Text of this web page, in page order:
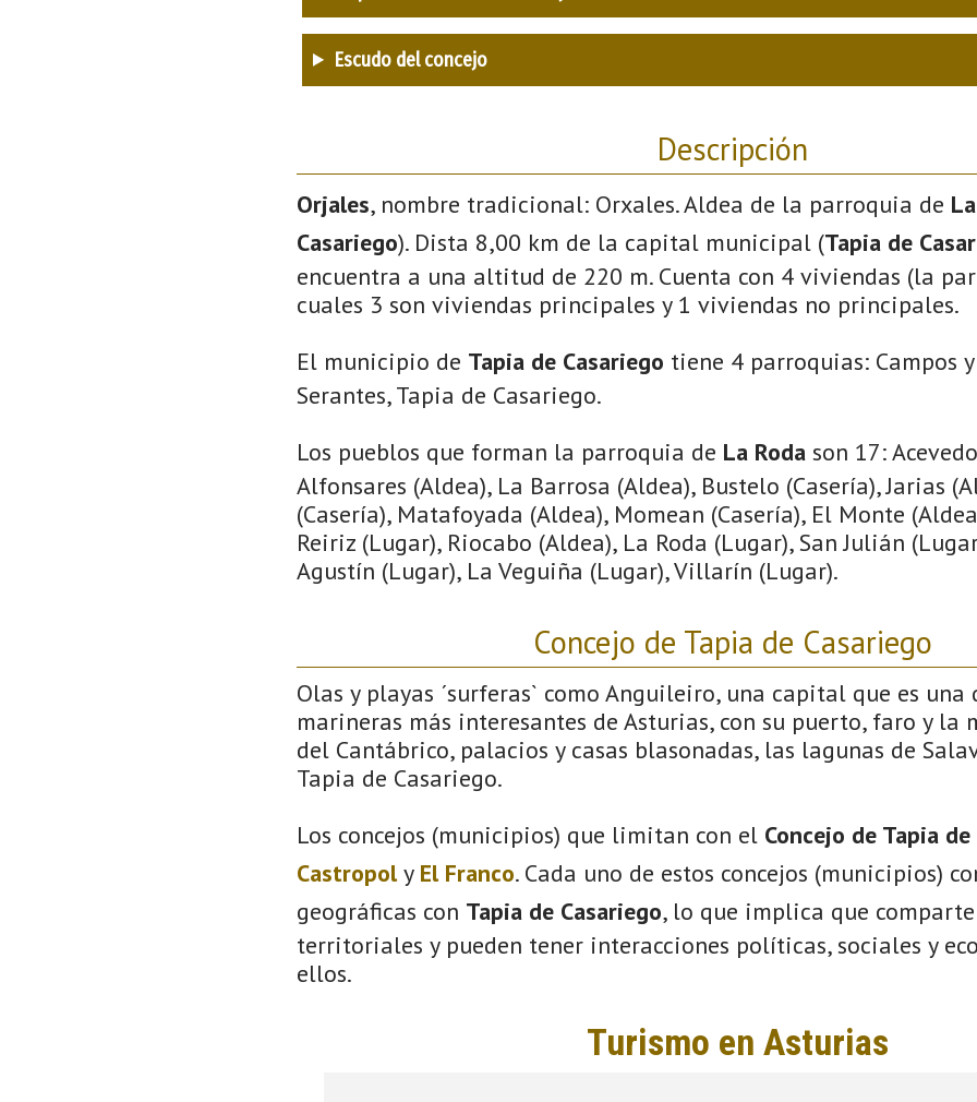
Escudo del concejo
Descripción
Orjales, nombre tradicional: Orxales. Aldea de la parroquia de
Casariego). Dista 8,00 km de la capital municipal (Tapia de
encuentra a una altitud de 220 m. Cuenta con 4 viviendas (la
cuales 3 son viviendas principales y 1 viviendas no principales.
El municipio de Tapia de Casariego tiene 4 parroquias: Campos
Serantes, Tapia de Casariego.
Los pueblos que forman la parroquia de La Roda son 17:
Alfonsares (Aldea), La Barrosa (Aldea), Bustelo (Casería), Jarias
(Casería), Matafoyada (Aldea), Momean (Casería), El Monte
Reiriz (Lugar), Riocabo (Aldea), La Roda (Lugar), San Julián
Agustín (Lugar), La Veguiña (Lugar), Villarín (Lugar).
Concejo de Tapia de Casariego
Olas y playas ´surferas` como Anguileiro, una capital que es
marineras más interesantes de Asturias, con su puerto, faro y la
del Cantábrico, palacios y casas blasonadas, las lagunas de
Tapia de Casariego.
Los concejos (municipios) que limitan con el Concejo de Tapia
Castropoly El Franco. Cada uno de estos concejos (municipios)
geográficas con Tapia de Casariego, lo que implica que
territoriales y pueden tener interacciones políticas, sociales y
ellos.